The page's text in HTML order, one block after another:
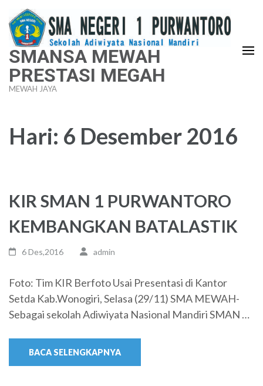
Lompat
ke
konten
(Tekan
Enter)
SMANSA MEWAH
PRESTASI MEGAH
MEWAH JAYA
Hari: 6 Desember 2016
KIR SMAN 1 PURWANTORO
KEMBANGKAN BATALASTIK
6 Des,2016 admin
Foto: Tim KIR Berfoto Usai Presentasi di Kantor
Setda Kab.Wonogiri, Selasa (29/11) SMA MEWAH-
Sebagai sekolah Adiwiyata Nasional Mandiri SMAN …
BACA SELENGKAPNYA